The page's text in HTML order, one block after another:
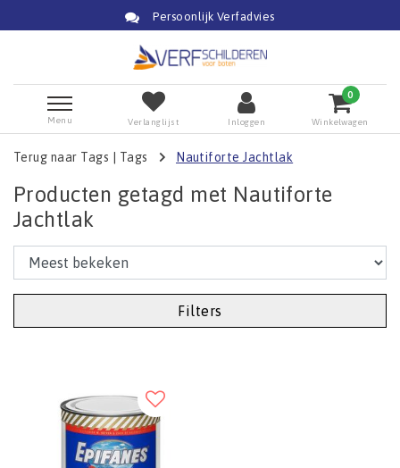
Persoonlijk Verfadvies
Menu Verlanglijst Inloggen
0
Winkelwagen
Terug naar Tags Tags Nautiforte Jachtlak
Producten getagd met Nautiforte
Jachtlak
Filters